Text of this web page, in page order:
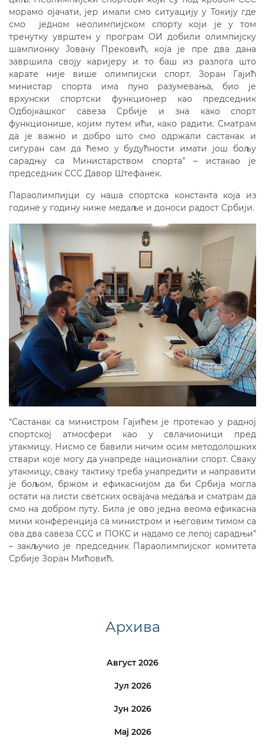
морамо ојачати, јер имали смо ситуацију у Токију где
смо једном неолимпијском спорту који је у том
тренутку уврштен у програм ОИ добили олимпијску
шампионку Јовану Прековић, која је пре два дана
завршила своју каријеру и то баш из разлога што
карате није више олимпијски спорт. Зоран Гајић
министар спорта има пуно разумевања, био је
врхунски спортски функционер као председник
Одбојкашког савеза Србије и зна како спорт
функционише, којим путем ићи, како радити. Сматрам
да је важно и добро што смо одржали састанак и
сигуран сам да ћемо у будућности имати још бољу
сарадњу са Министарством спорта” – истакао је
председник ССС Давор Штефанек.
Параолимпијци су наша спортска константа која из
године у годину ниже медаље и доноси радост Србији.
“Састанак са министром Гајићем је протекао у радној
спортској атмосфери као у свлачионици пред
утакмицу. Нисмо се бавили ничим осим методолошких
ствари које могу да унапреде национални спорт. Сваку
утакмицу, сваку тактику треба унапредити и направити
је бољом, бржом и ефикаснијом да би Србија могла
остати на листи светских освајача медаља и сматрам да
смо на добром путу. Била је ово једна веома ефикасна
мини конференција са министром и његовим тимом са
ова два савеза ССС и ПОКС и надамо се лепој сарадњи”
– закључио је председник Параолимпијског комитета
Србије Зоран Мићовић.
Архива
Август 2026
Јул 2026
Јун 2026
Мај 2026